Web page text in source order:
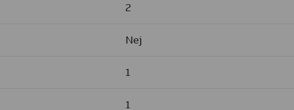
2
Nej
1
1